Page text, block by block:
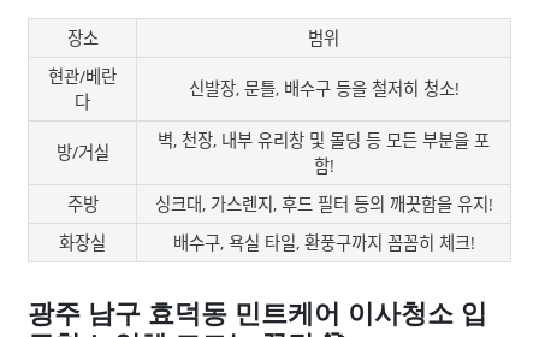
장소
범위
현관/베란
다
신발장, 문틀, 배수구 등을 철저히 청소!
방/거실
벽, 천장, 내부 유리창 및 몰딩 등 모든 부분을 포
함!
주방
싱크대, 가스렌지, 후드 필터 등의 깨끗함을 유지!
화장실
배수구, 욕실 타일, 환풍구까지 꼼꼼히 체크!
광주 남구 효덕동 민트케어 이사청소 입